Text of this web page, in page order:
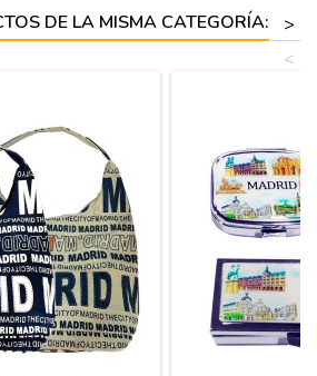
DE LA MISMA CATEGORÍA:
>
<